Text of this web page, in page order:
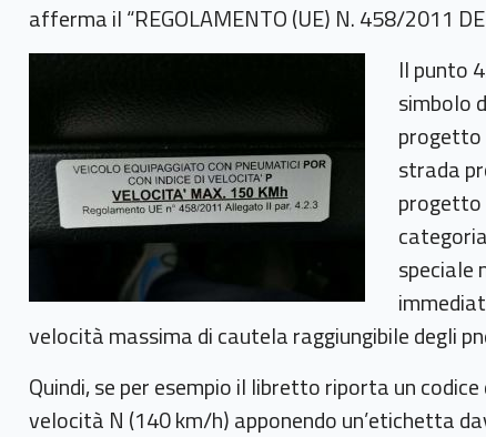
afferma il “REGOLAMENTO (UE) N. 458/2011
Il punto
simbolo
progetto
strada
progetto
speciale
velocità massima di cautela raggiungibile degli
Quindi, se per esempio il libretto riporta un
velocità N (140 km/h) apponendo un’etichetta